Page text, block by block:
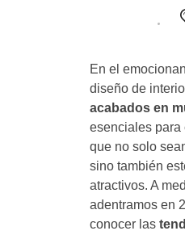
En el
diseño de
acabados en
esenciales para
que no solo
sino también
atractivos. A
adentramos en
conocer las